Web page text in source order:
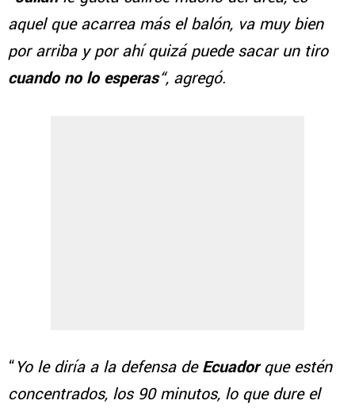
aquel que acarrea más el balón, va muy bien
por arriba y por ahí quizá puede sacar un tiro
cuando no lo esperas“, agregó.
“Yo le diría a la defensa deEcuadorque estén
concentrados, los 90 minutos, lo que dure el